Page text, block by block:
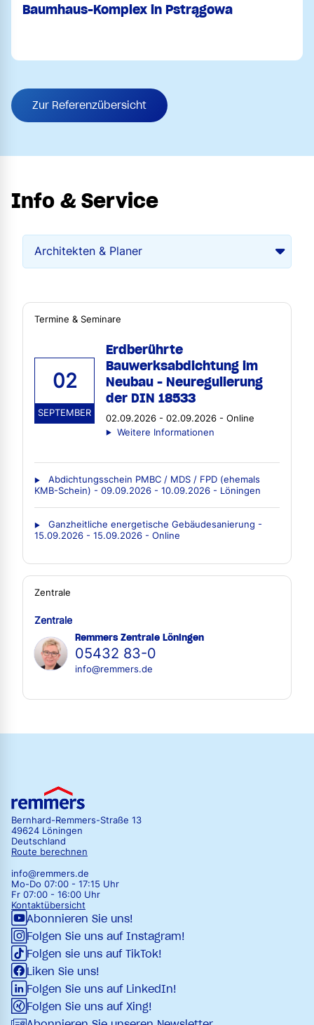
Baumhaus-Komplex in Pstrągowa
Zur Referenzübersicht
Info & Service
Termine & Seminare
02
SEPTEMBER
Erdberührte
Bauwerksabdichtung im
Neubau - Neuregulierung
der DIN 18533
02.09.2026 - 02.09.2026 - Online
Weitere Informationen
Abdichtungsschein PMBC / MDS / FPD (ehemals
KMB-Schein) - 09.09.2026 - 10.09.2026 - Löningen
Ganzheitliche energetische Gebäudesanierung -
15.09.2026 - 15.09.2026 - Online
Zentrale
Zentrale
Remmers Zentrale Löningen
05432 83-0
info@remmers.de
Bernhard-Remmers-Straße 13
49624 Löningen
Deutschland
Route berechnen
info@remmers.de
Mo-Do 07:00 - 17:15 Uhr
Fr 07:00 - 16:00 Uhr
Kontaktübersicht
Abonnieren Sie uns!
Folgen Sie uns auf Instagram!
Folgen sie uns auf TikTok!
Liken Sie uns!
Folgen Sie uns auf LinkedIn!
Folgen Sie uns auf Xing!